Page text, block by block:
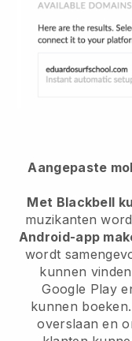
Aangepaste
Met Blackbell
muzikanten
Android-app
wordt
kunnen
Google Play
kunnen
overslaan en